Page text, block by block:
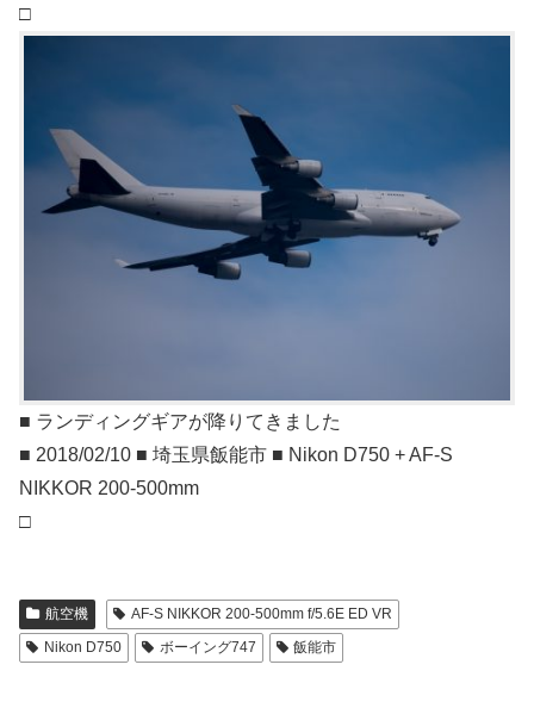
□
■ ランディングギアが降りてきました
■ 2018/02/10 ■ 埼玉県飯能市 ■ Nikon D750 + AF-S
NIKKOR 200-500mm
□
航空機
AF-S NIKKOR 200-500mm f/5.6E ED VR
Nikon D750
ボーイング747 飯能市